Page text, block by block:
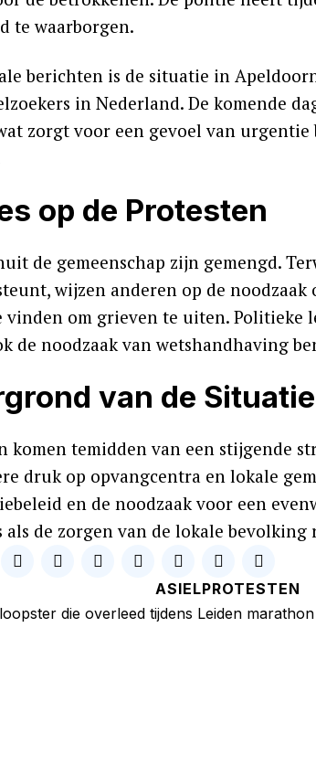
te waarborgen.
berichten is de situatie in
in Nederland. De komende
zorgt voor een gevoel van
op de Protesten
de gemeenschap zijn gemengd.
wijzen anderen op de
vinden om grieven te uiten. Politieke
de noodzaak van wetshandhaving
van de Situatie
komen temidden van een stijgende
druk op opvangcentra en lokale
en de noodzaak voor een
als de zorgen van de lokale bevolking
ASIELPROTESTEN